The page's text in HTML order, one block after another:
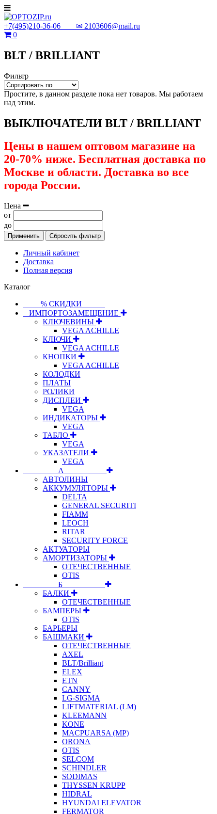
+7(495)210-36-06 ✉ 2103606@mail.ru
0
BLT / BRILLIANT
Фильтр
Простите, в данном разделе пока нет товаров. Мы работаем
над этим.
ВЫКЛЮЧАТЕЛИ BLT / BRILLIANT
Цены в нашем оптовом магазине на
20-70% ниже. Бесплатная доставка по
Москве и области. Доставка во все
города России.
Цена
от
до
Применить Сбросить фильтр
Личный кабинет
Доставка
Полная версия
Каталог
⠀⠀⠀% СКИДКИ⠀⠀⠀⠀
⠀ИМПОРТОЗАМЕЩЕНИЕ
КЛЮЧЕВИНЫ
VEGA ACHILLE
КЛЮЧИ
VEGA ACHILLE
КНОПКИ
VEGA ACHILLE
КОЛОДКИ
ПЛАТЫ
РОЛИКИ
ДИСПЛЕИ
VEGA
ИНДИКАТОРЫ
VEGA
ТАБЛО
VEGA
УКАЗАТЕЛИ
VEGA
⠀⠀⠀⠀⠀⠀А⠀⠀⠀⠀⠀⠀⠀
АВТОЛИНЫ
АККУМУЛЯТОРЫ
DELTA
GENERAL SECURITI
FIAMM
LEOCH
RITAR
SECURITY FORCE
АКТУАТОРЫ
АМОРТИЗАТОРЫ
ОТЕЧЕСТВЕННЫЕ
OTIS
⠀⠀⠀⠀⠀⠀Б⠀⠀⠀⠀⠀⠀⠀
БАЛКИ
ОТЕЧЕСТВЕННЫЕ
БАМПЕРЫ
OTIS
БАРЬЕРЫ
БАШМАКИ
ОТЕЧЕСТВЕННЫЕ
AXEL
BLT/Brilliant
ELEX
ETN
CANNY
LG-SIGMA
LIFTMATERIAL (LM)
KLEEMANN
KONE
MACPUARSA (MP)
ORONA
OTIS
SELCOM
SCHINDLER
SODIMAS
THYSSEN KRUPP
HIDRAL
HYUNDAI ELEVATOR
FERMATOR